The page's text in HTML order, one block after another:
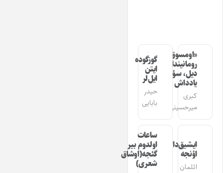
«اومسوق»
رومانیندا
دیل، سؤز،
یادداش
کبری
میرحسینی
گوزگوده
ایتن
ایل‌لر
حیدر
بابایی
ایشیق‌دان
اؤنجه
ائلمان
ساعات
اولدوم بیر
گئجه(اوشاق
شعری)